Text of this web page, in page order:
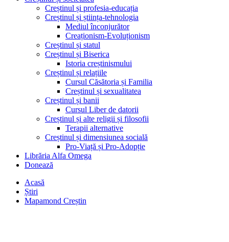
Creștinul și profesia-educația
Creștinul și știința-tehnologia
Mediul înconjurător
Creaționism-Evoluționism
Creștinul și statul
Creștinul și Biserica
Istoria creștinismului
Creștinul și relațiile
Cursul Căsătoria și Familia
Creștinul și sexualitatea
Creștinul și banii
Cursul Liber de datorii
Creștinul și alte religii și filosofii
Terapii alternative
Creștinul și dimensiunea socială
Pro-Viață și Pro-Adopție
Librăria Alfa Omega
Donează
Acasă
Știri
Mapamond Creștin